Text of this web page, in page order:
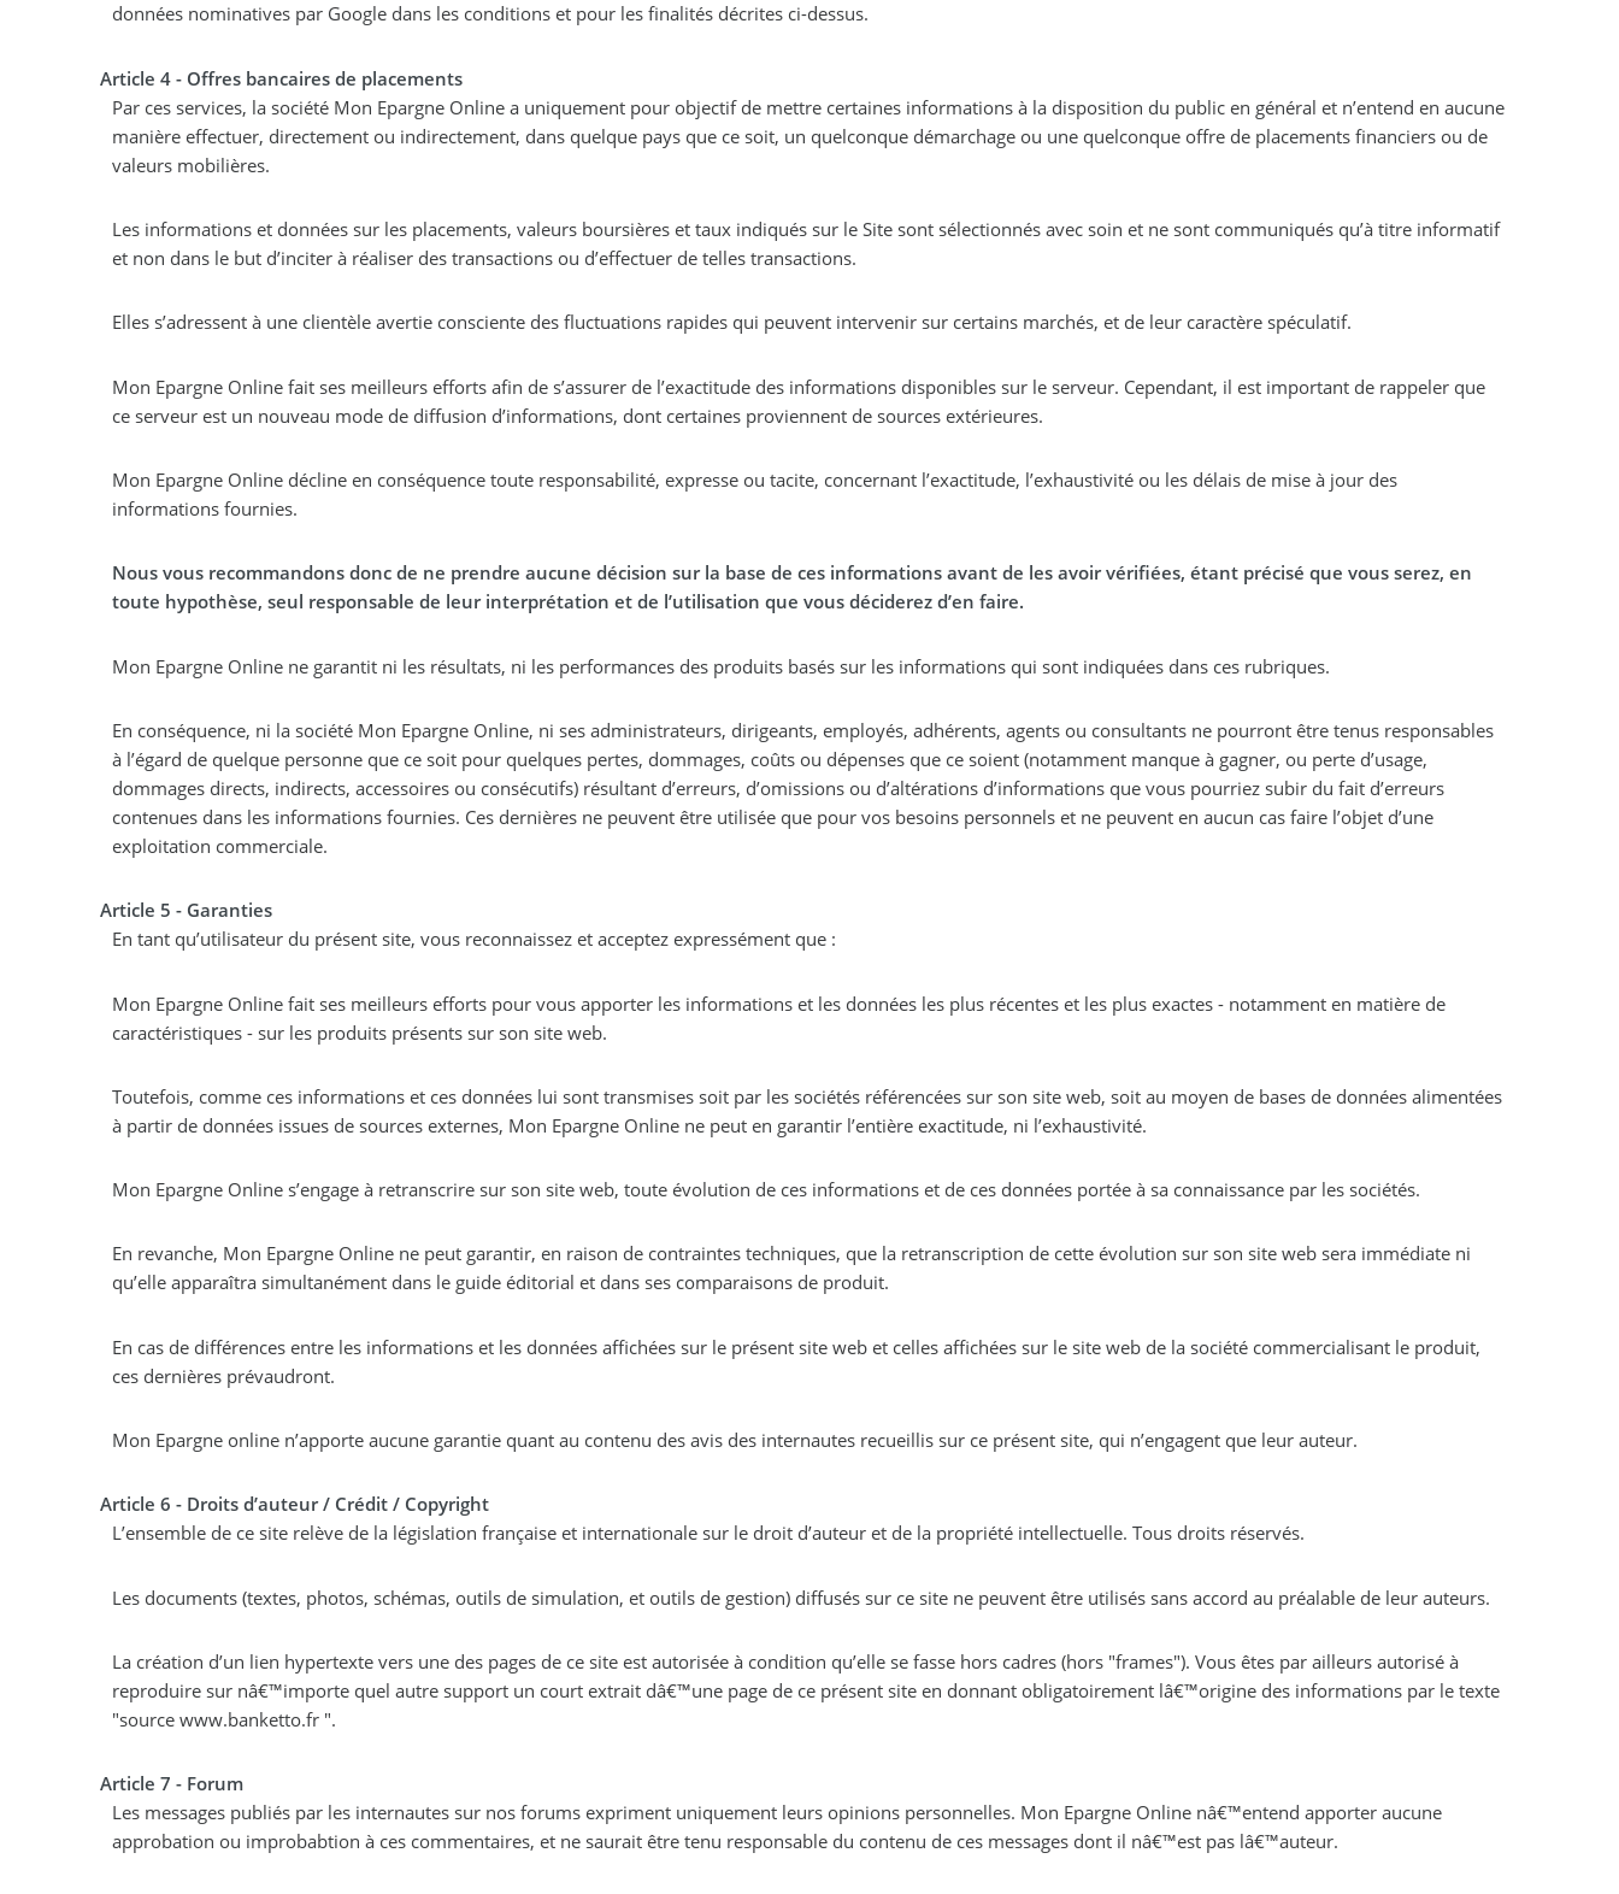
données nominatives par Google dans les conditions et pour les finalités décrites ci-dessus.
Article 4 - Offres bancaires de placements
Par ces services, la société Mon Epargne Online a uniquement pour objectif de mettre certaines informations à la disposition du public en général et n’entend en aucune
manière effectuer, directement ou indirectement, dans quelque pays que ce soit, un quelconque démarchage ou une quelconque offre de placements financiers ou de
valeurs mobilières.
Les informations et données sur les placements, valeurs boursières et taux indiqués sur le Site sont sélectionnés avec soin et ne sont communiqués qu’à titre informatif
et non dans le but d’inciter à réaliser des transactions ou d’effectuer de telles transactions.
Elles s’adressent à une clientèle avertie consciente des fluctuations rapides qui peuvent intervenir sur certains marchés, et de leur caractère spéculatif.
Mon Epargne Online fait ses meilleurs efforts afin de s’assurer de l’exactitude des informations disponibles sur le serveur. Cependant, il est important de rappeler que
ce serveur est un nouveau mode de diffusion d’informations, dont certaines proviennent de sources extérieures.
Mon Epargne Online décline en conséquence toute responsabilité, expresse ou tacite, concernant l’exactitude, l’exhaustivité ou les délais de mise à jour des
informations fournies.
Nous vous recommandons donc de ne prendre aucune décision sur la base de ces informations avant de les avoir vérifiées, étant précisé que vous serez, en
toute hypothèse, seul responsable de leur interprétation et de l’utilisation que vous déciderez d’en faire.
Mon Epargne Online ne garantit ni les résultats, ni les performances des produits basés sur les informations qui sont indiquées dans ces rubriques.
En conséquence, ni la société Mon Epargne Online, ni ses administrateurs, dirigeants, employés, adhérents, agents ou consultants ne pourront être tenus responsables
à l’égard de quelque personne que ce soit pour quelques pertes, dommages, coûts ou dépenses que ce soient (notamment manque à gagner, ou perte d’usage,
dommages directs, indirects, accessoires ou consécutifs) résultant d’erreurs, d’omissions ou d’altérations d’informations que vous pourriez subir du fait d’erreurs
contenues dans les informations fournies. Ces dernières ne peuvent être utilisée que pour vos besoins personnels et ne peuvent en aucun cas faire l’objet d’une
exploitation commerciale.
Article 5 - Garanties
En tant qu’utilisateur du présent site, vous reconnaissez et acceptez expressément que :
Mon Epargne Online fait ses meilleurs efforts pour vous apporter les informations et les données les plus récentes et les plus exactes - notamment en matière de
caractéristiques - sur les produits présents sur son site web.
Toutefois, comme ces informations et ces données lui sont transmises soit par les sociétés référencées sur son site web, soit au moyen de bases de données alimentées
à partir de données issues de sources externes, Mon Epargne Online ne peut en garantir l’entière exactitude, ni l’exhaustivité.
Mon Epargne Online s’engage à retranscrire sur son site web, toute évolution de ces informations et de ces données portée à sa connaissance par les sociétés.
En revanche, Mon Epargne Online ne peut garantir, en raison de contraintes techniques, que la retranscription de cette évolution sur son site web sera immédiate ni
qu’elle apparaîtra simultanément dans le guide éditorial et dans ses comparaisons de produit.
En cas de différences entre les informations et les données affichées sur le présent site web et celles affichées sur le site web de la société commercialisant le produit,
ces dernières prévaudront.
Mon Epargne online n’apporte aucune garantie quant au contenu des avis des internautes recueillis sur ce présent site, qui n’engagent que leur auteur.
Article 6 - Droits d’auteur / Crédit / Copyright
L’ensemble de ce site relève de la législation française et internationale sur le droit d’auteur et de la propriété intellectuelle. Tous droits réservés.
Les documents (textes, photos, schémas, outils de simulation, et outils de gestion) diffusés sur ce site ne peuvent être utilisés sans accord au préalable de leur auteurs.
La création d’un lien hypertexte vers une des pages de ce site est autorisée à condition qu’elle se fasse hors cadres (hors "frames"). Vous êtes par ailleurs autorisé à
reproduire sur nâ€™importe quel autre support un court extrait dâ€™une page de ce présent site en donnant obligatoirement lâ€™origine des informations par le texte
"source www.banketto.fr ".
Article 7 - Forum
Les messages publiés par les internautes sur nos forums expriment uniquement leurs opinions personnelles. Mon Epargne Online nâ€™entend apporter aucune
approbation ou improbabtion à ces commentaires, et ne saurait être tenu responsable du contenu de ces messages dont il nâ€™est pas lâ€™auteur.